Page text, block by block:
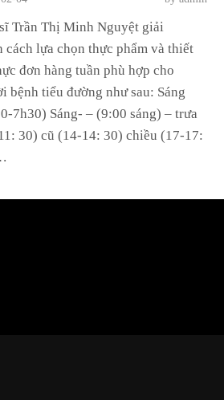
Trần Thị Minh Nguyệt giải
cách lựa chọn thực phẩm và thiết
đơn hàng tuần phù hợp cho
bệnh tiểu đường như sau: Sáng
7h30) Sáng- – (9:00 sáng) – trưa
30) cũ (14-14: 30) chiều (17-17: